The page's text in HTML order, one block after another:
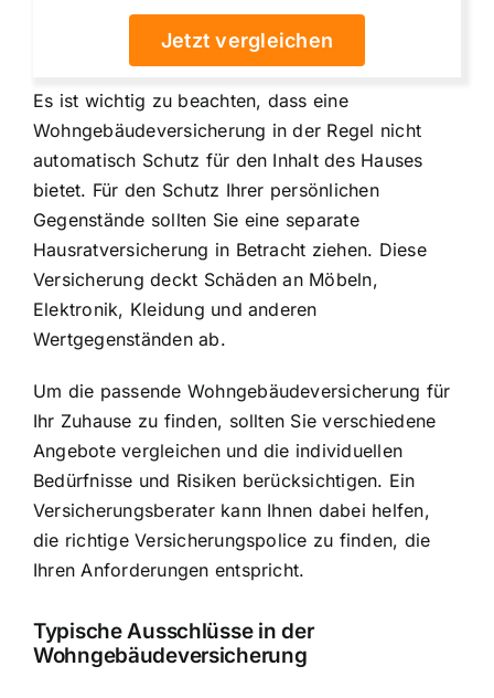
Jetzt vergleichen
Es ist wichtig zu beachten, dass eine
Wohngebäudeversicherung in der Regel nicht
automatisch Schutz für den Inhalt des Hauses
bietet. Für den Schutz Ihrer persönlichen
Gegenstände sollten Sie eine separate
Hausratversicherung in Betracht ziehen. Diese
Versicherung deckt Schäden an Möbeln,
Elektronik, Kleidung und anderen
Wertgegenständenab.
Um die passende Wohngebäudeversicherung für
Ihr Zuhause zu finden, sollten Sie verschiedene
Angebote vergleichen und die individuellen
Bedürfnisse und Risiken berücksichtigen. Ein
Versicherungsberater kann Ihnen dabei helfen,
die richtige Versicherungspolice zu finden, die
Ihren Anforderungen entspricht.
Typische Ausschlüsse in der
Wohngebäudeversicherung